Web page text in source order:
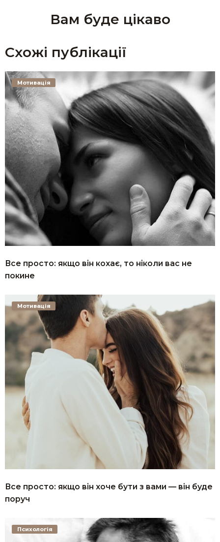
Вам буде цікаво
Схожі публікації
Все просто: якщо він кохає, то ніколи вас не
покине
Мотивація
Все просто: якщо він хоче бути з вами — він буде
поруч
Мотивація
Психологія